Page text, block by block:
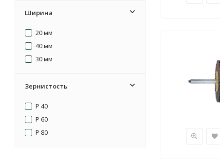
Ширина
20 мм
40 мм
30 мм
Зернистость
P 40
P 60
P 80